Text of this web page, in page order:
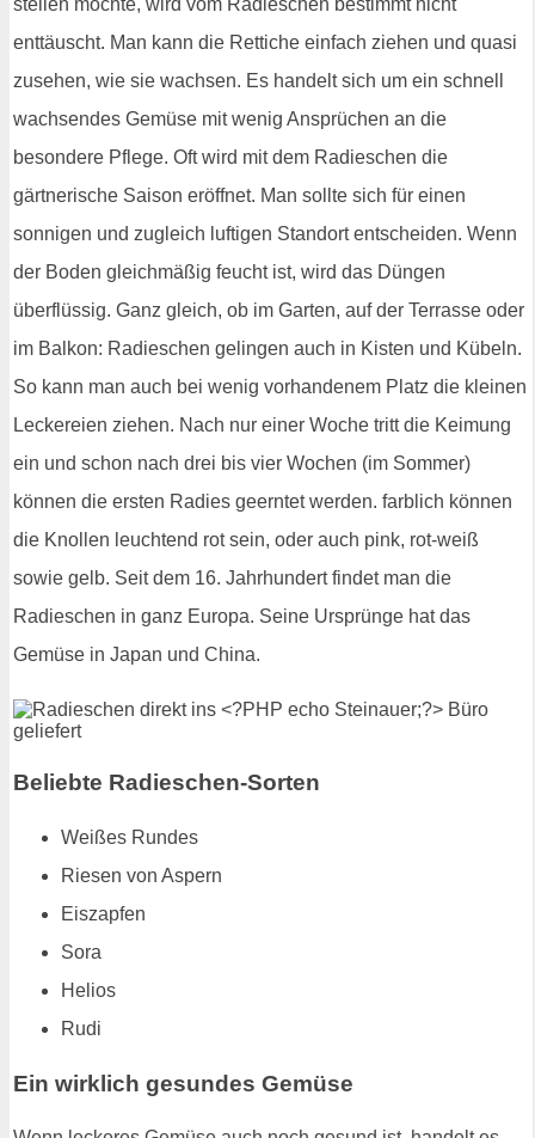
enttäuscht. Man kann die Rettiche einfach ziehen und quasi
zusehen, wie sie wachsen. Es handelt sich um ein schnell
wachsendes Gemüse mit wenig Ansprüchen an die
besondere Pflege. Oft wird mit dem Radieschen die
gärtnerische Saison eröffnet. Man sollte sich für einen
sonnigen und zugleich luftigen Standort entscheiden. Wenn
der Boden gleichmäßig feucht ist, wird das Düngen
überflüssig. Ganz gleich, ob im Garten, auf der Terrasse oder
im Balkon: Radieschen gelingen auch in Kisten und Kübeln.
So kann man auch bei wenig vorhandenem Platz die kleinen
Leckereien ziehen. Nach nur einer Woche tritt die Keimung
ein und schon nach drei bis vier Wochen (im Sommer)
können die ersten Radies geerntet werden. farblich können
die Knollen leuchtend rot sein, oder auch pink, rot-weiß
sowie gelb. Seit dem 16. Jahrhundert findet man die
Radieschen in ganz Europa. Seine Ursprünge hat das
Gemüse in Japan und China.
Beliebte Radieschen-Sorten
Weißes Rundes
Riesen von Aspern
Eiszapfen
Sora
Helios
Rudi
Ein wirklich gesundes Gemüse